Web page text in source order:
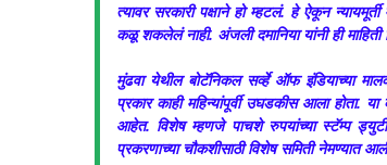
त्यावर सरकारी पक्षाने हो म्हटलं. हे ऐकून
कळू शकलेलं नाही. अंजली दमानिया यांनी ही माहिती
मुंढवा येथील बोटॅनिकल सर्व्हे ऑफ इंडियाच्या
प्रकार काही महिन्यांपूर्वी उघडकीस आला होता.
आहेत. विशेष म्हणजे पाचशे रुपयांच्या स्टॅम्प
प्रकरणाच्या चौकशीसाठी विशेष समिती नेमण्यात